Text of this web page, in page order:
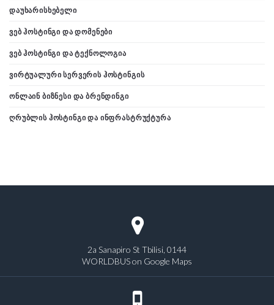
ᲓᲐᲣᲮᲐᲠᲘᲡᲮᲔᲑᲔᲚᲘ
ᲕᲔᲑ ᲰᲝᲡᲢᲘᲜᲒᲘ ᲓᲐ ᲓᲝᲛᲔᲜᲔᲑᲘ
ᲕᲔᲑ ᲰᲝᲡᲢᲘᲜᲒᲘ ᲓᲐ ᲢᲔᲥᲜᲝᲚᲝᲒᲘᲐ
ᲕᲘᲠᲢᲣᲐᲚᲣᲠᲘ ᲡᲔᲠᲕᲔᲠᲘᲡ ᲰᲝᲡᲢᲘᲜᲒᲘᲡ
ᲝᲜᲚᲐᲘᲜ ᲑᲘᲖᲜᲔᲡᲘ ᲓᲐ ᲑᲠᲔᲜᲓᲘᲜᲒᲘ
ᲦᲠᲣᲑᲚᲘᲡ ᲰᲝᲡᲢᲘᲜᲒᲘ ᲓᲐ ᲘᲜᲤᲠᲐᲡᲢᲠᲣᲥᲢᲣᲠᲐ
2a Sanapiro St Tbilisi, 0144
WORLDBUS on Google Maps